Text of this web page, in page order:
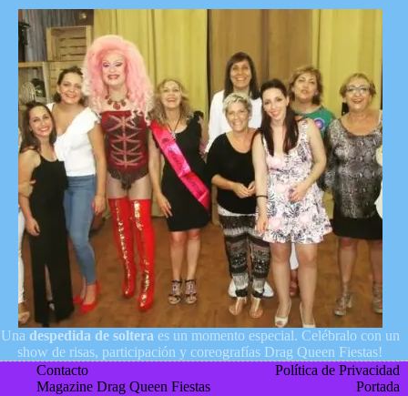
Una despedida de soltera es un momento especial. Celébralo con un
show de risas, participación y coreografías Drag Queen Fiestas!
Contacto
Política de Privacidad
Magazine Drag Queen Fiestas
Portada